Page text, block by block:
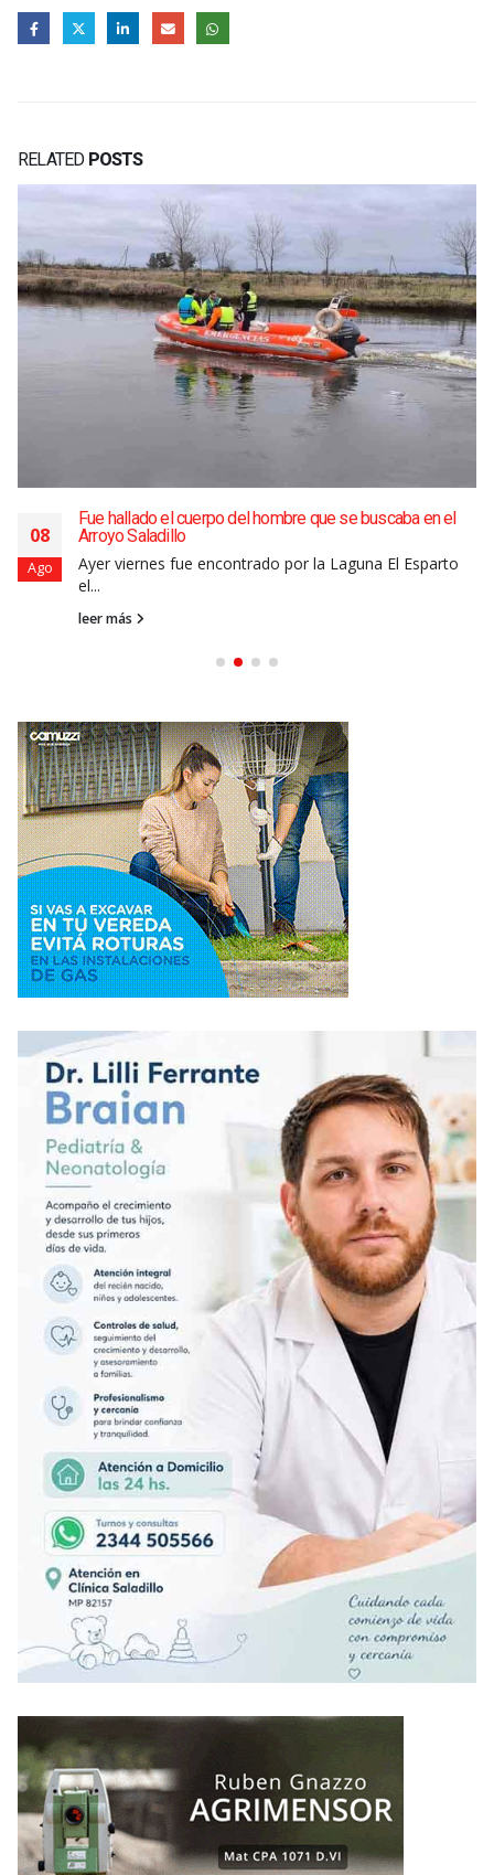
RELATED POSTS
08
Ago
Fue hallado el cuerpo del hombre que se buscaba en el
Arroyo Saladillo
Ayer viernes fue encontrado por la Laguna El Esparto
el...
leer más